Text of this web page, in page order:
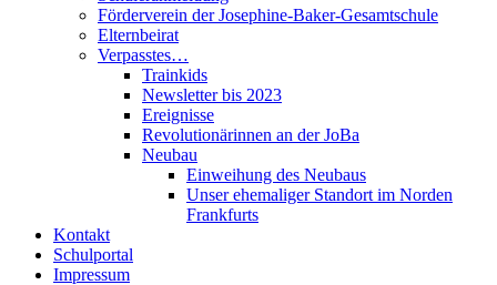
Förderverein der Josephine-Baker-Gesamtschule
Elternbeirat
Verpasstes…
Trainkids
Newsletter bis 2023
Ereignisse
Revolutionärinnen an der JoBa
Neubau
Einweihung des Neubaus
Unser ehemaliger Standort im Norden
Frankfurts
Kontakt
Schulportal
Impressum